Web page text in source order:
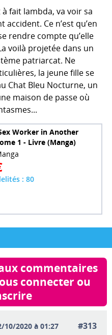
fait lambda, va voir sa
Ce n’est qu’en
rendre compte qu’elle
voilà projetée dans un
patriarcat. Ne
la jeune fille se
Chat Bleu Nocturne, un
maison de passe où
Worker in Another
1 - Livre (Manga)
: 80
commentaires
connecter ou
10/2020 à 01:27
#313